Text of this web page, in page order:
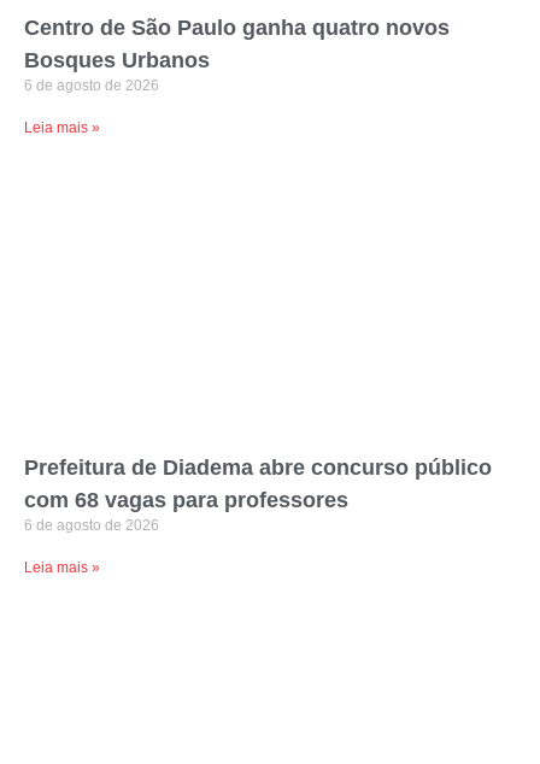
Centro de São Paulo ganha quatro novos
Bosques Urbanos
6 de agosto de 2026
Leia mais »
Prefeitura de Diadema abre concurso público
com 68 vagas para professores
6 de agosto de 2026
Leia mais »